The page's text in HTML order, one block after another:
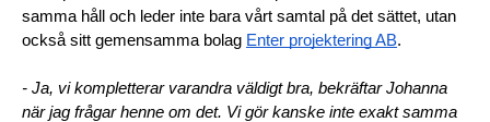
samma håll och leder inte bara vårt samtal på det sättet, utan
också sitt gemensamma bolag Enter projektering AB.
- Ja, vi kompletterar varandra väldigt bra, bekräftar Johanna
när jag frågar henne om det. Vi gör kanske inte exakt samma